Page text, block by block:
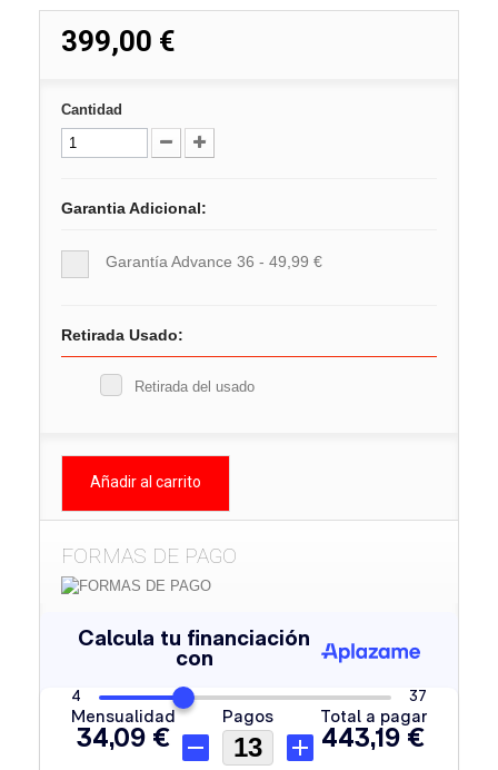
399,00 €
Cantidad
Garantia Adicional:
Garantía Advance 36 - 49,99 €
Retirada Usado:
Retirada del usado
Añadir al carrito
FORMAS DE PAGO